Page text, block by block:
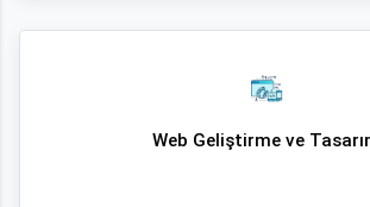
Web Geliştirme ve